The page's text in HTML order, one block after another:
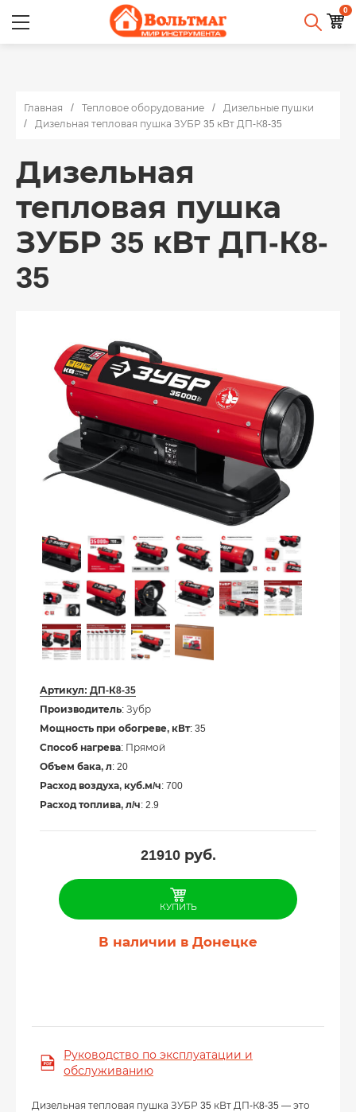
0
Главная Тепловое оборудование
Дизельные пушки
Дизельная тепловая пушка ЗУБР 35 кВт ДП-К8-35
Дизельная
тепловая пушка
ЗУБР 35 кВт ДП-К8-
35
Артикул: ДП-К8-35
Производитель: Зубр
Мощность при обогреве, кВт: 35
Способ нагрева: Прямой
Объем бака, л: 20
Расход воздуха, куб.м/ч: 700
Расход топлива, л/ч: 2.9
21910руб.
КУПИТЬ
В наличии в Донецке
Руководство по эксплуатации и
обслуживанию
Дизельная тепловая пушка ЗУБР 35 кВт ДП-К8-35 — это